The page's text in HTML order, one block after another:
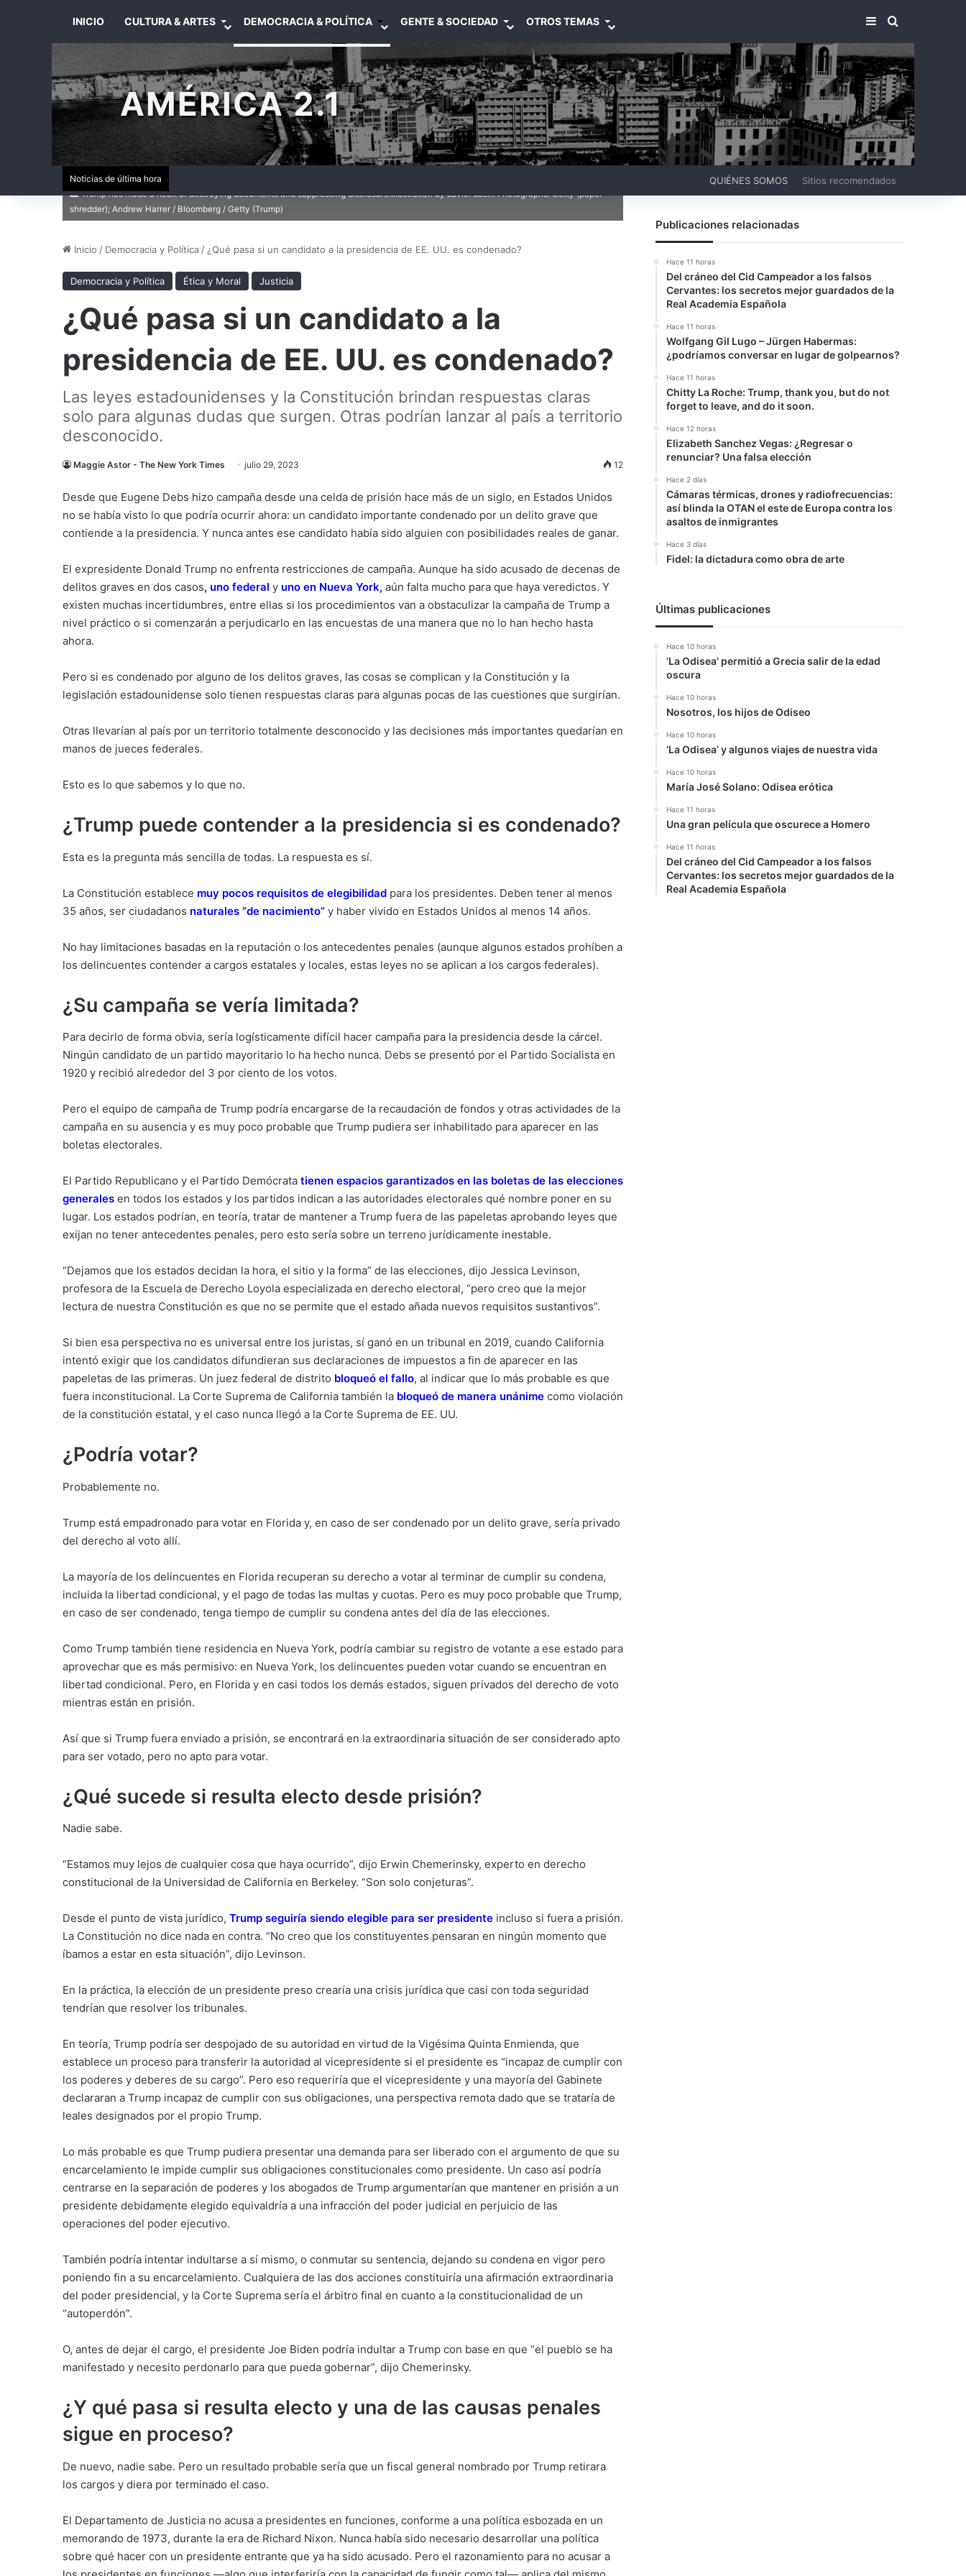
INICIO CULTURA & ARTES DEMOCRACIA & POLÍTICA GENTE & SOCIEDAD OTROS TEMAS BARRA LATERAL
BUSCAR
AMÉRICA 2.1
Noticias de última hora QUIÉNES SOMOS Sitios recomendados
Trump has made a habit of destroying documents and suppressing disclosure.Illustration by Javier Jaén. Photographs: Getty (paper
shredder); Andrew Harrer / Bloomberg / Getty (Trump)
Inicio / Democracia y Política / ¿Qué pasa si un candidato a la presidencia de EE. UU. es condenado?
Democracia y Política Ética y Moral Justicia
¿Qué pasa si un candidato a la
presidencia de EE. UU. es condenado?
Las leyes estadounidenses y la Constitución brindan respuestas claras
solo para algunas dudas que surgen. Otras podrían lanzar al país a territorio
desconocido.
Maggie Astor - The New York Times julio 29, 2023 12
Desde que Eugene Debs hizo campaña desde una celda de prisión hace más de un siglo, en Estados Unidos
no se había visto lo que podría ocurrir ahora: un candidato importante condenado por un delito grave que
contiende a la presidencia. Y nunca antes ese candidato había sido alguien con posibilidades reales de ganar.
El expresidente Donald Trump no enfrenta restricciones de campaña. Aunque ha sido acusado de decenas de
delitos graves en dos casos, uno federal y uno en Nueva York, aún falta mucho para que haya veredictos. Y
existen muchas incertidumbres, entre ellas si los procedimientos van a obstaculizar la campaña de Trump a
nivel práctico o si comenzarán a perjudicarlo en las encuestas de una manera que no lo han hecho hasta
ahora.
Pero si es condenado por alguno de los delitos graves, las cosas se complican y la Constitución y la
legislación estadounidense solo tienen respuestas claras para algunas pocas de las cuestiones que surgirían.
Otras llevarían al país por un territorio totalmente desconocido y las decisiones más importantes quedarían en
manos de jueces federales.
Esto es lo que sabemos y lo que no.
¿Trump puede contender a la presidencia si es condenado?
Esta es la pregunta más sencilla de todas. La respuesta es sí.
La Constitución establece muy pocos requisitos de elegibilidad para los presidentes. Deben tener al menos
35 años, ser ciudadanos naturales “de nacimiento” y haber vivido en Estados Unidos al menos 14 años.
No hay limitaciones basadas en la reputación o los antecedentes penales (aunque algunos estados prohíben a
los delincuentes contender a cargos estatales y locales, estas leyes no se aplican a los cargos federales).
¿Su campaña se vería limitada?
Para decirlo de forma obvia, sería logísticamente difícil hacer campaña para la presidencia desde la cárcel.
Ningún candidato de un partido mayoritario lo ha hecho nunca. Debs se presentó por el Partido Socialista en
1920 y recibió alrededor del 3 por ciento de los votos.
Pero el equipo de campaña de Trump podría encargarse de la recaudación de fondos y otras actividades de la
campaña en su ausencia y es muy poco probable que Trump pudiera ser inhabilitado para aparecer en las
boletas electorales.
El Partido Republicano y el Partido Demócrata tienen espacios garantizados en las boletas de las elecciones
generales en todos los estados y los partidos indican a las autoridades electorales qué nombre poner en su
lugar. Los estados podrían, en teoría, tratar de mantener a Trump fuera de las papeletas aprobando leyes que
exijan no tener antecedentes penales, pero esto sería sobre un terreno jurídicamente inestable.
“Dejamos que los estados decidan la hora, el sitio y la forma” de las elecciones, dijo Jessica Levinson,
profesora de la Escuela de Derecho Loyola especializada en derecho electoral, “pero creo que la mejor
lectura de nuestra Constitución es que no se permite que el estado añada nuevos requisitos sustantivos”.
Si bien esa perspectiva no es universal entre los juristas, sí ganó en un tribunal en 2019, cuando California
intentó exigir que los candidatos difundieran sus declaraciones de impuestos a fin de aparecer en las
papeletas de las primeras. Un juez federal de distrito bloqueó el fallo, al indicar que lo más probable es que
fuera inconstitucional. La Corte Suprema de California también la bloqueó de manera unánime como violación
de la constitución estatal, y el caso nunca llegó a la Corte Suprema de EE. UU.
¿Podría votar?
Probablemente no.
Trump está empadronado para votar en Florida y, en caso de ser condenado por un delito grave, sería privado
del derecho al voto allí.
La mayoría de los delincuentes en Florida recuperan su derecho a votar al terminar de cumplir su condena,
incluida la libertad condicional, y el pago de todas las multas y cuotas. Pero es muy poco probable que Trump,
en caso de ser condenado, tenga tiempo de cumplir su condena antes del día de las elecciones.
Como Trump también tiene residencia en Nueva York, podría cambiar su registro de votante a ese estado para
aprovechar que es más permisivo: en Nueva York, los delincuentes pueden votar cuando se encuentran en
libertad condicional. Pero, en Florida y en casi todos los demás estados, siguen privados del derecho de voto
mientras están en prisión.
Así que si Trump fuera enviado a prisión, se encontrará en la extraordinaria situación de ser considerado apto
para ser votado, pero no apto para votar.
¿Qué sucede si resulta electo desde prisión?
Nadie sabe.
“Estamos muy lejos de cualquier cosa que haya ocurrido”, dijo Erwin Chemerinsky, experto en derecho
constitucional de la Universidad de California en Berkeley. “Son solo conjeturas”.
Desde el punto de vista jurídico, Trump seguiría siendo elegible para ser presidente incluso si fuera a prisión.
La Constitución no dice nada en contra. “No creo que los constituyentes pensaran en ningún momento que
íbamos a estar en esta situación”, dijo Levinson.
En la práctica, la elección de un presidente preso crearía una crisis jurídica que casi con toda seguridad
tendrían que resolver los tribunales.
En teoría, Trump podría ser despojado de su autoridad en virtud de la Vigésima Quinta Enmienda, que
establece un proceso para transferir la autoridad al vicepresidente si el presidente es “incapaz de cumplir con
los poderes y deberes de su cargo”. Pero eso requeriría que el vicepresidente y una mayoría del Gabinete
declararan a Trump incapaz de cumplir con sus obligaciones, una perspectiva remota dado que se trataría de
leales designados por el propio Trump.
Lo más probable es que Trump pudiera presentar una demanda para ser liberado con el argumento de que su
encarcelamiento le impide cumplir sus obligaciones constitucionales como presidente. Un caso así podría
centrarse en la separación de poderes y los abogados de Trump argumentarían que mantener en prisión a un
presidente debidamente elegido equivaldría a una infracción del poder judicial en perjuicio de las
operaciones del poder ejecutivo.
También podría intentar indultarse a sí mismo, o conmutar su sentencia, dejando su condena en vigor pero
poniendo fin a su encarcelamiento. Cualquiera de las dos acciones constituiría una afirmación extraordinaria
del poder presidencial, y la Corte Suprema sería el árbitro final en cuanto a la constitucionalidad de un
“autoperdón”.
O, antes de dejar el cargo, el presidente Joe Biden podría indultar a Trump con base en que “el pueblo se ha
manifestado y necesito perdonarlo para que pueda gobernar”, dijo Chemerinsky.
¿Y qué pasa si resulta electo y una de las causas penales
sigue en proceso?
De nuevo, nadie sabe. Pero un resultado probable sería que un fiscal general nombrado por Trump retirara
los cargos y diera por terminado el caso.
El Departamento de Justicia no acusa a presidentes en funciones, conforme a una política esbozada en un
memorando de 1973, durante la era de Richard Nixon. Nunca había sido necesario desarrollar una política
sobre qué hacer con un presidente entrante que ya ha sido acusado. Pero el razonamiento para no acusar a
Publicaciones relacionadas
Hace 11 horas
Del cráneo del Cid Campeador a los falsos
Cervantes: los secretos mejor guardados de la
Real Academia Española
Hace 11 horas
Wolfgang Gil Lugo – Jürgen Habermas:
¿podríamos conversar en lugar de golpearnos?
Hace 11 horas
Chitty La Roche: Trump, thank you, but do not
forget to leave, and do it soon.
Hace 12 horas
Elizabeth Sanchez Vegas: ¿Regresar o
renunciar? Una falsa elección
Hace 2 días
Cámaras térmicas, drones y radiofrecuencias:
así blinda la OTAN el este de Europa contra los
asaltos de inmigrantes
Hace 3 días
Fidel: la dictadura como obra de arte
Últimas publicaciones
Hace 10 horas
‘La Odisea’ permitió a Grecia salir de la edad
oscura
Hace 10 horas
Nosotros, los hijos de Odiseo
Hace 10 horas
‘La Odisea’ y algunos viajes de nuestra vida
Hace 10 horas
María José Solano: Odisea erótica
Hace 11 horas
Una gran película que oscurece a Homero
Hace 11 horas
Del cráneo del Cid Campeador a los falsos
Cervantes: los secretos mejor guardados de la
Real Academia Española